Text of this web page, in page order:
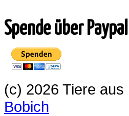
Spende über Paypal
(c) 2026 Tiere
Bobich